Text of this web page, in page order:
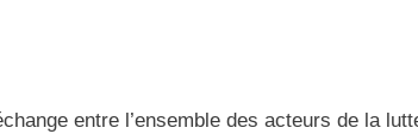
entre l’ensemble des acteurs de la